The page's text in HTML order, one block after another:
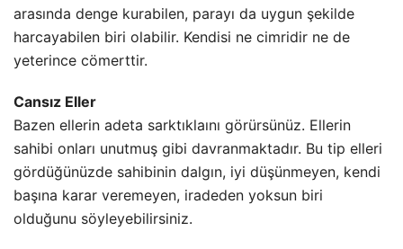
arasında denge kurabilen, parayı da uygun şekilde
harcayabilen biri olabilir. Kendisi ne cimridir ne de
yeterince cömerttir.
Cansız Eller
Bazen ellerin adeta sarktıklaını görürsünüz. Ellerin
sahibi onları unutmuş gibi davranmaktadır. Bu tip elleri
gördüğünüzde sahibinin dalgın, iyi düşünmeyen, kendi
başına karar veremeyen, iradeden yoksun biri
olduğunu söyleyebilirsiniz.